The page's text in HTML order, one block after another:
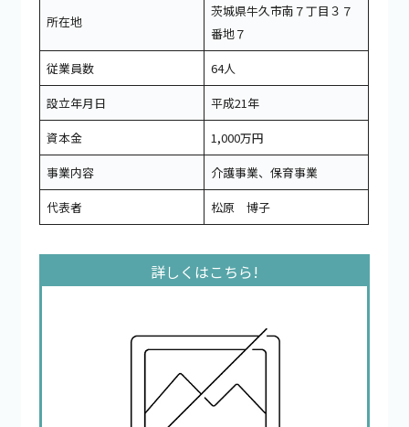
所在地
茨城県牛久市南７丁目３７
番地７
従業員数
64人
設立年月日
平成21年
資本金
1,000万円
事業内容
介護事業、保育事業
代表者
松原 博子